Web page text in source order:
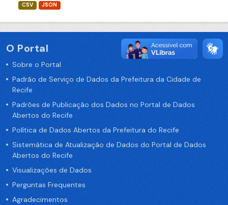
CSV JSON
O Portal
Sobre o Portal
Padrão de Serviço de Dados da Prefeitura da Cidade de
Recife
Padrões de Publicação dos Dados no Portal de Dados
Abertos do Recife
Política de Dados Abertos da Prefeitura do Recife
Sistemática de Atualização de Dados do Portal de Dados
Abertos do Recife
Visualizações de Dados
Perguntas Frequentes
Agradecimentos